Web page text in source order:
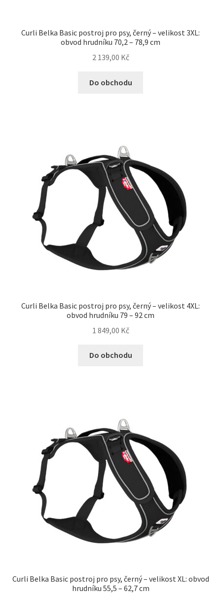
Curli Belka Basic postroj pro psy, černý – velikost 3XL:
obvod hrudníku 70,2 – 78,9 cm
2 139,00 Kč
Do obchodu
Curli Belka Basic postroj pro psy, černý – velikost 4XL:
obvod hrudníku 79 – 92 cm
1 849,00 Kč
Do obchodu
Curli Belka Basic postroj pro psy, černý – velikost XL: obvod
hrudníku 55,5 – 62,7 cm